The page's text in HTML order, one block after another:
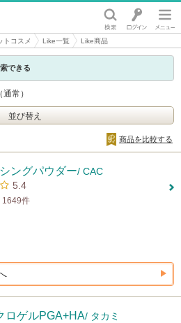
トコスメ Like一覧 Like商品
できる
常）
並び替え
商品を比較する
ングパウダー/ CAC
5.4
1649件
ロゲルPGA+HA/ タカミ